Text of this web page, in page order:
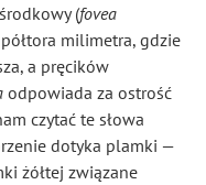
(fovea
milimetra, gdzie
a pręcików
odpowiada za ostrość
czytać te słowa
dotyka plamki —
żółtej związane